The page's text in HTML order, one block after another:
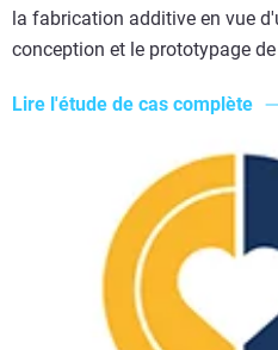
la fabrication additive en vue
conception et le prototypage
Lire l'étude de cas complète